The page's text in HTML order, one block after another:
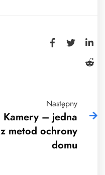
Następny
Kamery – jedna
z metod ochrony
domu